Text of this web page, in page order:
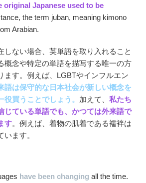
original Japanese used to be
the term juban, meaning kimono
Arabian.
しない場合、英単語を取り入れること
概念や特定の単語を描写する唯一の方
ます。例えば、LGBTやインフルエン
語は保守的な日本社会が新しい概念を
買うことでしょう。 加えて、 私たち
じている単語でも、かつては外来語で
す。例えば、着物の肌着である襦袢は
ます。
have been changing all the time.